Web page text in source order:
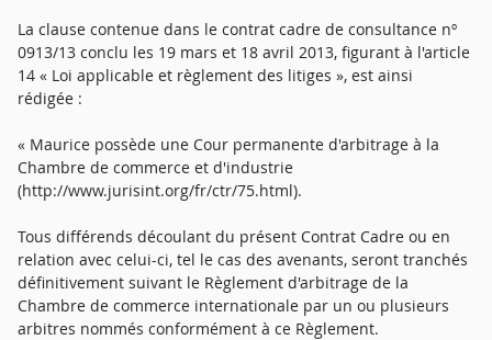
La clause contenue dans le contrat cadre de consultance nº
0913/13 conclu les 19 mars et 18 avril 2013, figurant à l'article
14 « Loi applicable et règlement des litiges », est ainsi
rédigée :
« Maurice possède une Cour permanente d'arbitrage à la
Chambre de commerce et d'industrie
(http://www.jurisint.org/fr/ctr/75.html).
Tous différends découlant du présent Contrat Cadre ou en
relation avec celui-ci, tel le cas des avenants, seront tranchés
définitivement suivant le Règlement d'arbitrage de la
Chambre de commerce internationale par un ou plusieurs
arbitres nommés conformément à ce Règlement.